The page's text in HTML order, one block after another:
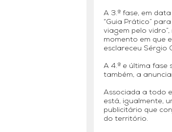
A 3.ª fase, em
“Guia Prático”
viagem pelo
momento em que
esclareceu Sérgio
A 4.ª e última fase
também, a
Associada a todo
está, igualmente,
publicitário que
do território.